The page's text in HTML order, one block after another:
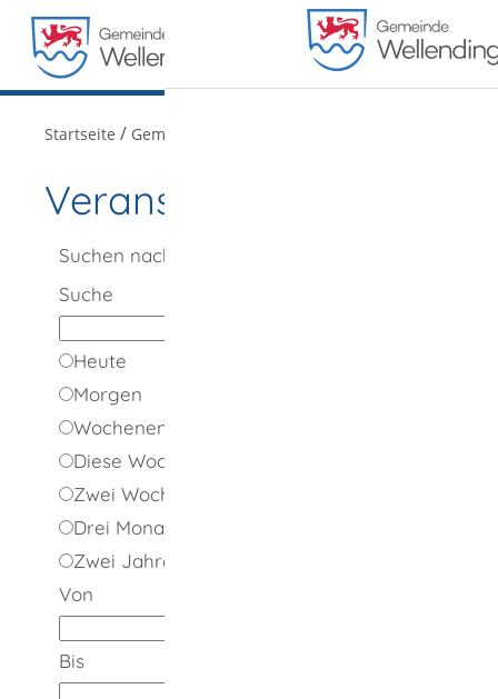
MENÜ
Startseite / Gemeindeportrait
Veranstaltungen
Suchen nach
Suche
Heute
Morgen
Wochenende
Diese Woche
Zwei Wochen
Drei Monate
Zwei Jahre
Von
Bis